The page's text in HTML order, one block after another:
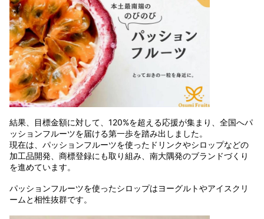
結果、目標金額に対して、120%を超える応援が集まり、全国へパ
ッションフルーツを届ける第一歩を踏み出しました。
現在は、パッションフルーツを使ったドリンクやシロップなどの
加工品開発、商標登録にも取り組み、南大隅発のブランドづくり
を進めています。
パッションフルーツを使ったシロップはヨーグルトやアイスクリ
ームと相性抜群です。